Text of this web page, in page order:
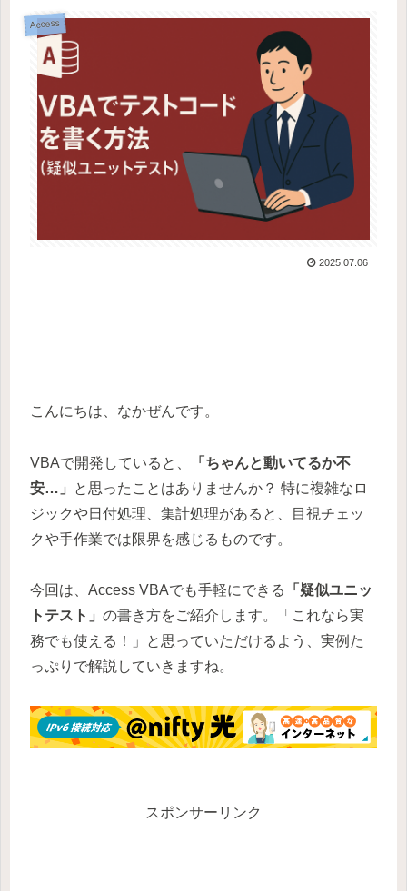
Access
2025.07.06
こんにちは、なかぜんです。
VBAで開発していると、
「ちゃんと動いてるか不
安…」
と思ったことはありませんか？ 特に複雑なロ
ジックや日付処理、集計処理があると、目視チェッ
クや手作業では限界を感じるものです。
今回は、Access VBAでも手軽にできる
「疑似ユニッ
トテスト」 の書き方をご紹介します。「これなら実
務でも使える！」と思っていただけるよう、実例た
っぷりで解説していきますね。
スポンサーリンク